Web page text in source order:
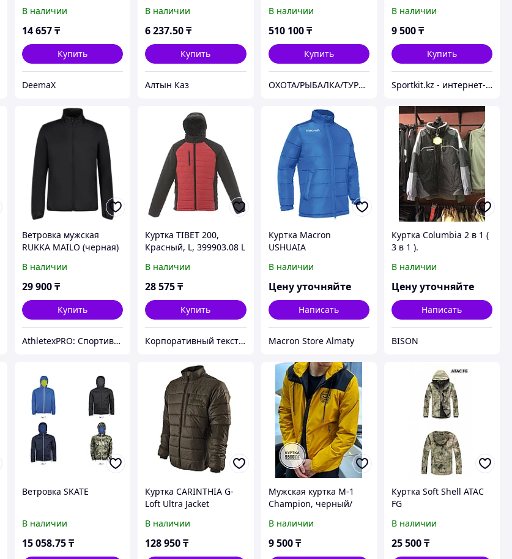
В наличии
14 657₸
Купить
DeemaX
В наличии
6 237.50₸
Купить
Алтын Каз
В наличии
510 100 ₸
Купить
ОХОТА/РЫБАЛКА/ТУРИЗМ/ТАКТИЧЕСКАЯ ЭКИПИРОВКА
В наличии
9 500₸
Купить
Sportkit.kz - интернет-магазин спортивных товаров
Ветровка мужская
RUKKA MAILO (черная)
В наличии
29 900₸
Купить
AthletexPRO: Спортивный магазин
Куртка TIBET 200,
Красный, L, 399903.08 L
В наличии
28 575₸
Купить
Корпоративный текстиль, бизнес-подарки и сувениры | Брендирование | Шелкография
Куртка Macron
USHUAIA
В наличии
Цену уточняйте
Написать
Macron Store Almaty
Куртка Columbia 2 в 1 (
3 в 1 ).
В наличии
Цену уточняйте
Написать
BISON
Ветровка SKATE
В наличии
15 058.75₸
Куртка CARINTHIA G-
Loft Ultra Jacket
В наличии
128 950₸
Мужская куртка M-1
Champion, черный/
В наличии
9 500 ₸
Куртка Soft Shell ATAC
FG
В наличии
25 500₸